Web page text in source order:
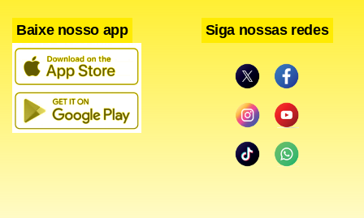
Baixe nosso app Siga nossas redes